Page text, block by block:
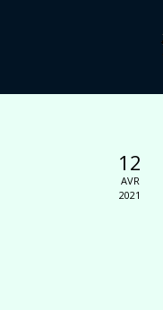
12
AVR
2021